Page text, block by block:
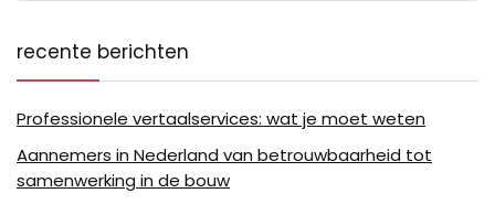
recente berichten
Professionele vertaalservices: wat je moet weten
Aannemers in Nederland van betrouwbaarheid tot
samenwerking in de bouw